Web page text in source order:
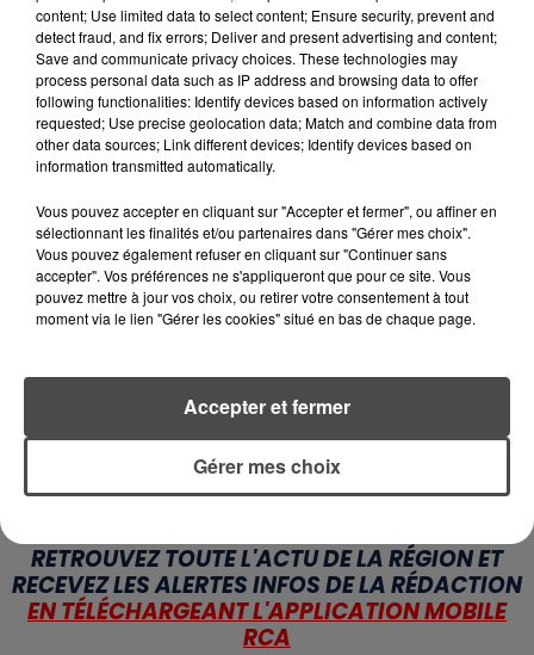
SIFFLETS, CIRÉS JAUNES ET
BALISES,...
13 juillet 2026
CANICULE ET SÉCHERESSE : LES
APICULTEURS S'INQUIÈTENT
D'UNE RÉCOLTE...
9 juillet 2026
CANICULE : UNE PLUIE
D'ANNULATIONS POUR LES FEUX
D'ARTIFICE DU...
DÉPARTEMENTS EN ALERTE...
RETROUVEZ TOUTE L'ACTU DE LA RÉGION ET
RECEVEZ LES ALERTES INFOS DE LA RÉDACTION
EN TÉLÉCHARGEANT L'APPLICATION MOBILE
RCA
content; Use limited data to select content; Ensure security, prevent and
detect fraud, and fix errors; Deliver and present advertising and content;
Save and communicate privacy choices. These technologies may
process personal data such as IP address and browsing data to offer
following functionalities: Identify devices based on information actively
requested; Use precise geolocation data; Match and combine data from
other data sources; Link different devices; Identify devices based on
information transmitted automatically.
Vous pouvez accepter en cliquant sur "Accepter et fermer", ou affiner en
sélectionnant les finalités et/ou partenaires dans "Gérer mes choix".
Vous pouvez également refuser en cliquant sur "Continuer sans
accepter". Vos préférences ne s'appliqueront que pour ce site. Vous
pouvez mettre à jour vos choix, ou retirer votre consentement à tout
moment via le lien "Gérer les cookies" situé en bas de chaque page.
Gérer mes choix
Accepter et fermer